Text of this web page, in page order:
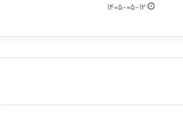
1405-05-12